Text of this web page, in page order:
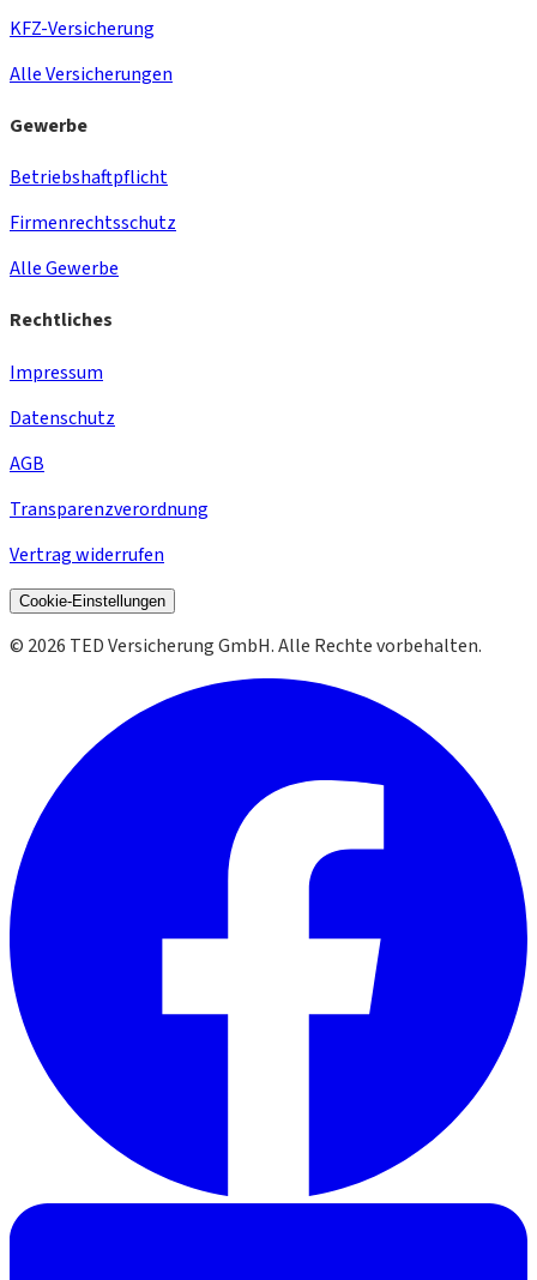
KFZ-Versicherung
Alle Versicherungen
Gewerbe
Betriebshaftpflicht
Firmenrechtsschutz
Alle Gewerbe
Rechtliches
Impressum
Datenschutz
AGB
Transparenzverordnung
Vertrag widerrufen
Cookie-Einstellungen
© 2026 TED Versicherung GmbH. Alle Rechte vorbehalten.